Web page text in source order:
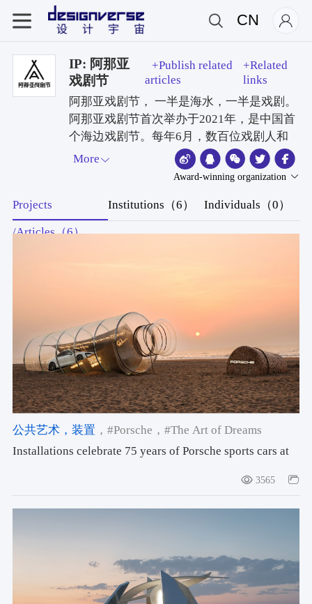
CN
IP: 阿那亚
戏剧节
+Publish related
articles
+Related
links
阿那亚戏剧节， 一半是海水，一半是戏剧。
阿那亚戏剧节首次举办于2021年，是中国首
个海边戏剧节。每年6月，数百位戏剧人和
来自文学、音乐、舞蹈、建筑等各个领域的
艺术家和数以万计的观众聚集在中国北方的
成的剧场、海边搭建的大型剧场等多种表演
空间内，通过多元、当代、开放、包容、广
品、环境戏剧朗读、戏剧巡游、艺术家对
谈、工作坊、电影放映，以及由300位年轻
艺术家共同完成的大型艺术项目“候鸟
300”。戏剧在这里不仅是一个观看和被观看
的形式，更是一个包括参与、交流和共创的
完整体验。
More
Projects
/Articles（6）
Institutions（6） Individuals（0）
Award-winning organization
公共艺术，装置 ，#Porsche ，#The Art of Dreams
Installations celebrate 75 years of Porsche sports cars at
3565